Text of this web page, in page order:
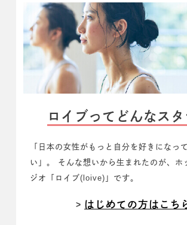
ロイブってどんなス
「日本の女性がもっと自分を好きになっ
い」。
そんな想いから生まれたのが、 ホ
ジオ「ロイブ(loive)」です。
はじめての方はこち